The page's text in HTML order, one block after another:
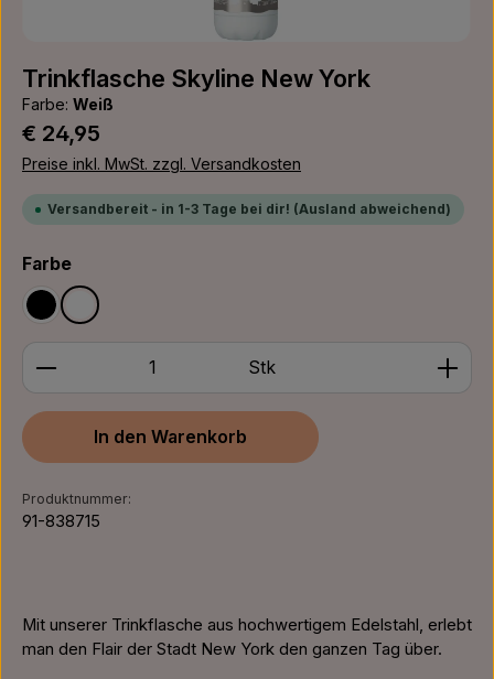
Trinkflasche Skyline New York
Farbe: Weiß
Regulärer Preis:
€ 24,95
Preise inkl. MwSt. zzgl. Versandkosten
Versandbereit - in 1-3 Tage bei dir! (Ausland abweichend)
Farbeauswählen
Schwarz
Weiß
Produkt Anzahl: Gib den gewünschten Wert ein
Stk
In den Warenkorb
Produktnummer:
91-838715
Mit unserer Trinkflasche aus hochwertigem Edelstahl, erlebt
man den Flair der Stadt New York den ganzen Tag über.